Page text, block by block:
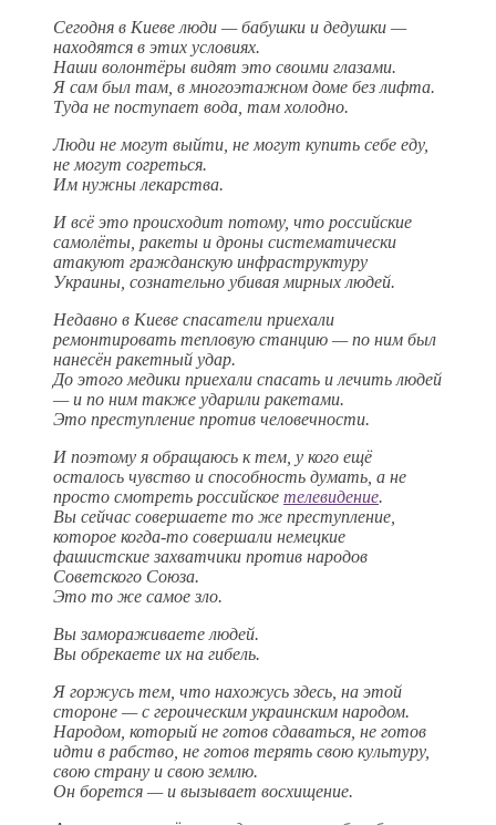
Сегодня в Киеве люди — бабушки и дедушки —
находятся в этих условиях.
Наши волонтёры видят это своими глазами.
Я сам был там, в многоэтажном доме без лифта.
Туда не поступает вода, там холодно.
Люди не могут выйти, не могут купить себе еду,
не могут согреться.
Им нужны лекарства.
И всё это происходит потому, что российские
самолёты, ракеты и дроны систематически
атакуют гражданскую инфраструктуру
Украины, сознательно убивая мирных людей.
Недавно в Киеве спасатели приехали
ремонтировать тепловую станцию — по ним был
нанесён ракетный удар.
До этого медики приехали спасать и лечить людей
— и по ним также ударили ракетами.
Это преступление против человечности.
И поэтому я обращаюсь к тем, у кого ещё
осталось чувство и способность думать, а не
просто смотреть российское телевидение.
Вы сейчас совершаете то же преступление,
которое когда-то совершали немецкие
фашистские захватчики против народов
Советского Союза.
Это то же самое зло.
Вы замораживаете людей.
Вы обрекаете их на гибель.
Я горжусь тем, что нахожусь здесь, на этой
стороне — с героическим украинским народом.
Народом, который не готов сдаваться, не готов
идти в рабство, не готов терять свою культуру,
свою страну и свою землю.
Он борется — и вызывает восхищение.